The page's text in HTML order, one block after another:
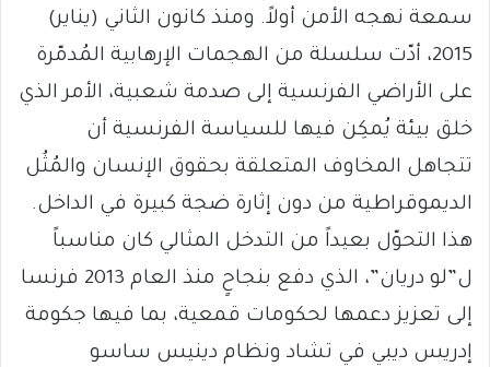
سمعة نهجه الأمن أولاً. ومنذ كانون الثاني (يناير)
2015، أدّت سلسلة من الهجمات الإرهابية المُدمّرة
على الأراضي الفرنسية إلى صدمة شعبية، الأمر الذي
خلق بيئة يُمكِن فيها للسياسة الفرنسية أن
تتجاهل المخاوف المتعلقة بحقوق الإنسان والمُثُل
الديموقراطية من دون إثارة ضجة كبيرة في الداخل.
هذا التحوّل بعيداً من التدخل المثالي كان مناسباً
ل”لو دريان”، الذي دفع بنجاحٍ منذ العام 2013 فرنسا
إلى تعزيز دعمها لحكومات قمعية، بما فيها جكومة
إدريس ديبي في تشاد ونظام دينيس ساسو